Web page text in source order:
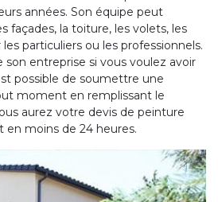
années. Son équipe peut
façades, la toiture, les volets, les
particuliers ou les professionnels.
son entreprise si vous voulez avoir
possible de soumettre une
moment en remplissant le
aurez votre devis de peinture
en moins de 24 heures.